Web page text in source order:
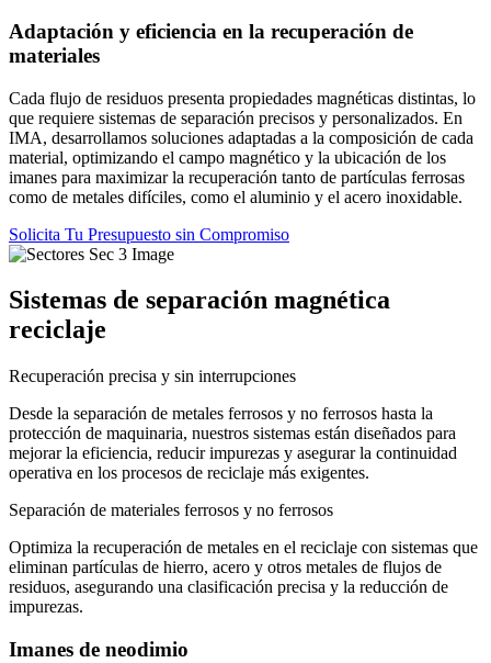
Adaptación y eficiencia en la recuperación de
materiales
Cada flujo de residuos presenta propiedades magnéticas distintas, lo
que requiere sistemas de separación precisos y personalizados. En
IMA, desarrollamos soluciones adaptadas a la composición de cada
material, optimizando el campo magnético y la ubicación de los
imanes para maximizar la recuperación tanto de partículas ferrosas
como de metales difíciles, como el aluminio y el acero inoxidable.
Solicita Tu Presupuesto sin Compromiso
Sistemas de separación magnética
reciclaje
Recuperación precisa y sin interrupciones
Desde la separación de metales ferrosos y no ferrosos hasta la
protección de maquinaria, nuestros sistemas están diseñados para
mejorar la eficiencia, reducir impurezas y asegurar la continuidad
operativa en los procesos de reciclaje más exigentes.
Separación de materiales ferrosos y no ferrosos
Optimiza la recuperación de metales en el reciclaje con sistemas que
eliminan partículas de hierro, acero y otros metales de flujos de
residuos, asegurando una clasificación precisa y la reducción de
impurezas.
Imanes de neodimio